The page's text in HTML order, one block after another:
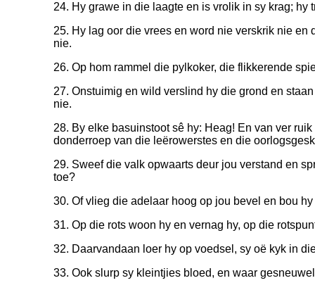
24. Hy grawe in die laagte en is vrolik in sy krag; hy
25. Hy lag oor die vrees en word nie verskrik nie en
nie.
26. Op hom rammel die pylkoker, die flikkerende
27. Onstuimig en wild verslind hy die grond en
nie.
28. By elke basuinstoot sê hy: Heag! En van ver
donderroep van die leërowerstes en die
29. Sweef die valk opwaarts deur jou verstand en
toe?
30. Of vlieg die adelaar hoog op jou bevel en bou
31. Op die rots woon hy en vernag hy, op die
32. Daarvandaan loer hy op voedsel, sy oë kyk in
33. Ook slurp sy kleintjies bloed, en waar